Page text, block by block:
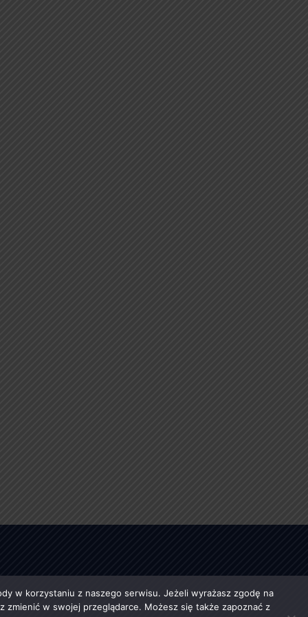
w korzystaniu z naszego serwisu. Jeżeli wyrażasz zgodę na
w swojej przeglądarce. Możesz się także zapoznać z